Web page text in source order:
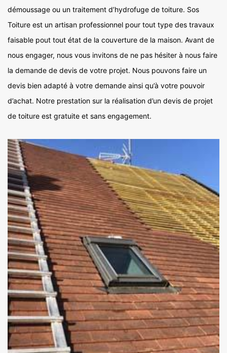
démoussage ou un traitement d’hydrofuge de toiture. Sos
Toiture est un artisan professionnel pour tout type des travaux
faisable pout tout état de la couverture de la maison. Avant de
nous engager, nous vous invitons de ne pas hésiter à nous faire
la demande de devis de votre projet. Nous pouvons faire un
devis bien adapté à votre demande ainsi qu’à votre pouvoir
d’achat. Notre prestation sur la réalisation d’un devis de projet
de toiture est gratuite et sans engagement.